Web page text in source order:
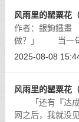
风雨里的罂粟花
作者：銀鉤
做？」 当一句
的那个答案早已
2025-08-08
风雨里的罂粟花
「还有『达成
网之后，我就没